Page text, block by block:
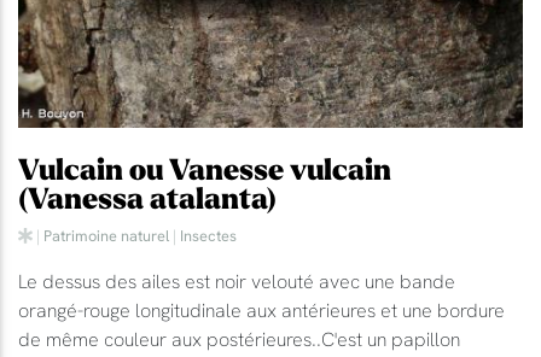
Vulcain ou Vanesse vulcain
(Vanessa atalanta)
| Patrimoine naturel | Insectes
Le dessus des ailes est noir velouté avec une bande
orangé-rouge longitudinale aux antérieures et une bordure
de même couleur aux postérieures..C'est un papillon